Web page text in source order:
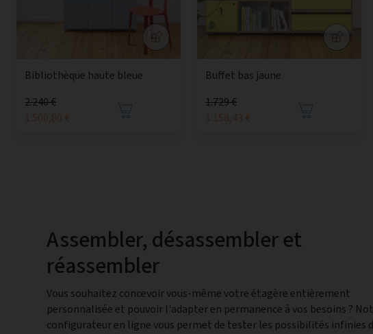
Bibliothèque haute bleue
2.240 €
1.500,80 €
Buffet bas jaune
1.729 €
1.158,43 €
Assembler, désassembler et
réassembler
Vous souhaitez concevoir vous-même votre étagère entièrement
personnalisée et pouvoir l'adapter en permanence à vos besoins ?
configurateur en ligne vous permet de tester les possibilités infinies